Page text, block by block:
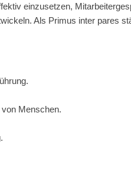
einzusetzen,
Als Primus inter pares
Menschen.